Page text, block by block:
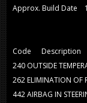
Approx. Build Date
Code
Description
240 OUTSIDE
262ELIMINATION OF
442AIRBAG IN